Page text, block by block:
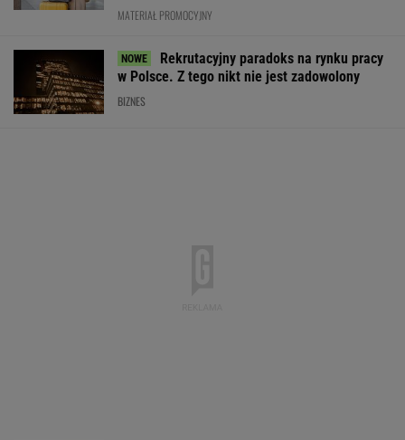
MATERIAŁ PROMOCYJNY
Rekrutacyjny paradoks na rynku pracy
w Polsce. Z tego nikt nie jest zadowolony
BIZNES